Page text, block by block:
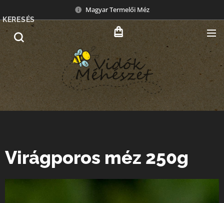
Magyar Termelői Méz
KERESÉS
Virágporos méz 250g